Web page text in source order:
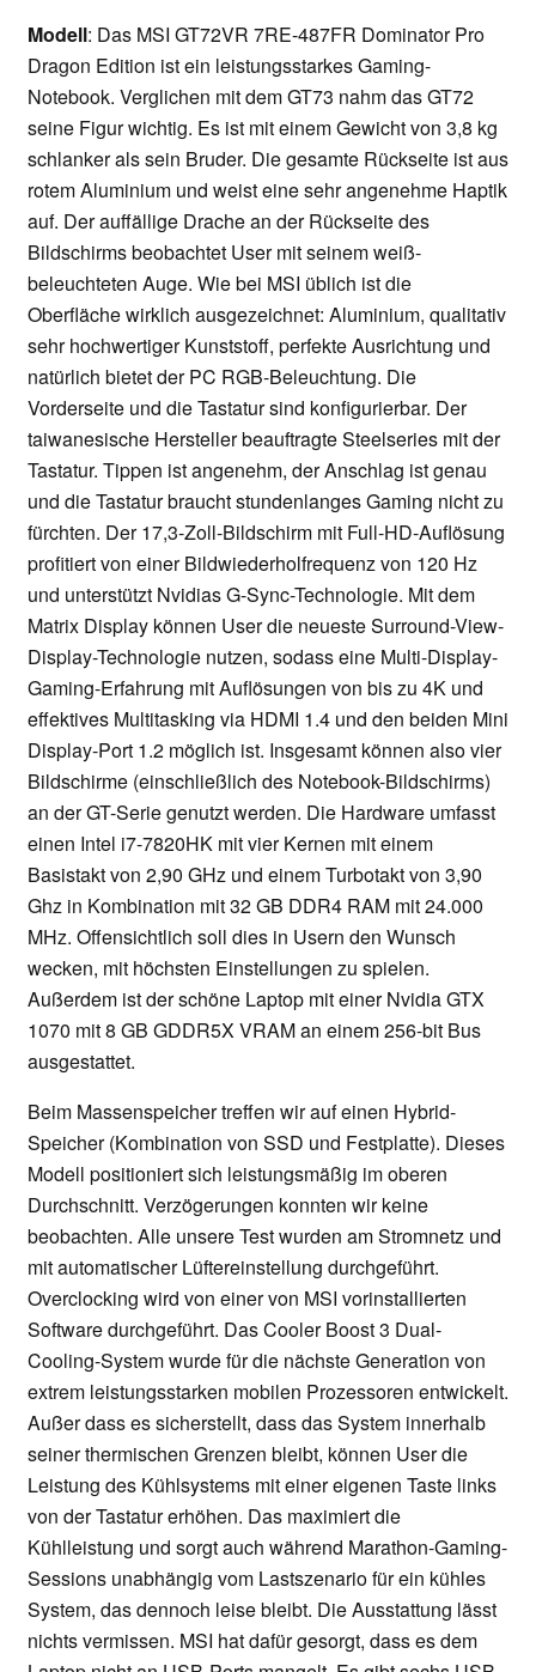
Modell: Das MSI GT72VR 7RE-487FR Dominator Pro
Dragon Edition ist ein leistungsstarkes Gaming-
Notebook. Verglichen mit dem GT73 nahm das GT72
seine Figur wichtig. Es ist mit einem Gewicht von 3,8 kg
schlanker als sein Bruder. Die gesamte Rückseite ist aus
rotem Aluminium und weist eine sehr angenehme Haptik
auf. Der auffällige Drache an der Rückseite des
Bildschirms beobachtet User mit seinem weiß-
beleuchteten Auge. Wie bei MSI üblich ist die
Oberfläche wirklich ausgezeichnet: Aluminium, qualitativ
sehr hochwertiger Kunststoff, perfekte Ausrichtung und
natürlich bietet der PC RGB-Beleuchtung. Die
Vorderseite und die Tastatur sind konfigurierbar. Der
taiwanesische Hersteller beauftragte Steelseries mit der
Tastatur. Tippen ist angenehm, der Anschlag ist genau
und die Tastatur braucht stundenlanges Gaming nicht zu
fürchten. Der 17,3-Zoll-Bildschirm mit Full-HD-Auflösung
profitiert von einer Bildwiederholfrequenz von 120 Hz
und unterstützt Nvidias G-Sync-Technologie. Mit dem
Matrix Display können User die neueste Surround-View-
Display-Technologie nutzen, sodass eine Multi-Display-
Gaming-Erfahrung mit Auflösungen von bis zu 4K und
effektives Multitasking via HDMI 1.4 und den beiden Mini
Display-Port 1.2 möglich ist. Insgesamt können also vier
Bildschirme (einschließlich des Notebook-Bildschirms)
an der GT-Serie genutzt werden. Die Hardware umfasst
einen Intel i7-7820HK mit vier Kernen mit einem
Basistakt von 2,90 GHz und einem Turbotakt von 3,90
Ghz in Kombination mit 32 GB DDR4 RAM mit 24.000
MHz. Offensichtlich soll dies in Usern den Wunsch
wecken, mit höchsten Einstellungen zu spielen.
Außerdem ist der schöne Laptop mit einer Nvidia GTX
1070 mit 8 GB GDDR5X VRAM an einem 256-bit Bus
ausgestattet.
Beim Massenspeicher treffen wir auf einen Hybrid-
Speicher (Kombination von SSD und Festplatte). Dieses
Modell positioniert sich leistungsmäßig im oberen
Durchschnitt. Verzögerungen konnten wir keine
beobachten. Alle unsere Test wurden am Stromnetz und
mit automatischer Lüftereinstellung durchgeführt.
Overclocking wird von einer von MSI vorinstallierten
Software durchgeführt. Das Cooler Boost 3 Dual-
Cooling-System wurde für die nächste Generation von
extrem leistungsstarken mobilen Prozessoren entwickelt.
Außer dass es sicherstellt, dass das System innerhalb
seiner thermischen Grenzen bleibt, können User die
Leistung des Kühlsystems mit einer eigenen Taste links
von der Tastatur erhöhen. Das maximiert die
Kühlleistung und sorgt auch während Marathon-Gaming-
Sessions unabhängig vom Lastszenario für ein kühles
System, das dennoch leise bleibt. Die Ausstattung lässt
nichts vermissen. MSI hat dafür gesorgt, dass es dem